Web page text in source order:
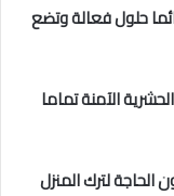
حلول فعالة وتضع
الآمنة تماما
لترك المنزل